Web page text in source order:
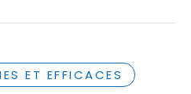
ET EFFICACES